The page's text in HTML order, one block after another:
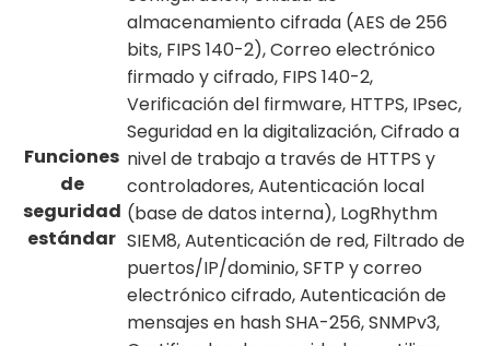
Funciones
de
seguridad
estándar
almacenamiento cifrada (AES de 256
bits, FIPS 140-2), Correo electrónico
firmado y cifrado, FIPS 140-2,
Verificación del firmware, HTTPS, IPsec,
Seguridad en la digitalización, Cifrado a
nivel de trabajo a través de HTTPS y
controladores, Autenticación local
(base de datos interna), LogRhythm
SIEM8, Autenticación de red, Filtrado de
puertos/IP/dominio, SFTP y correo
electrónico cifrado, Autenticación de
mensajes en hash SHA-256, SNMPv3,